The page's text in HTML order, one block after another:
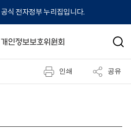
식 전자정부 누리집입니다.
검
인쇄 공유